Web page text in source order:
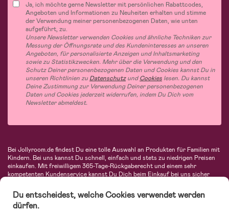
Ja, ich möchte gerne Newsletter mit persönlichen Rabattcodes,
Angeboten und Informationen zu Neuheiten erhalten und stimme
der Verwendung meiner personenbezogenen Daten, wie unten
aufgeführt, zu.
Unsere Newsletter verwenden Cookies und ähnliche Techniken zur
Messung der Öffnungsrate und des Kundeninteresses an unseren
Angeboten, für personalisierte Anzeigen und Inhaltsmarketing
sowie zu Statistikzwecken. Mehr über die Verwendung und den
Schutz Deiner personenbezogenen Daten und Cookies kannst Du in
unseren Richtlinien zu DatenschutzundCookies lesen. Du kannst
Deine Zustimmung zur Verwendung Deiner personenbezogenen
Daten und Cookies jederzeit widerrufen, indem Du Dich vom
Newsletter abmeldest.
Bei Jollyroom.de findest Du eine tolle Auswahl an Produkten für Familien mit
Kindern. Bei uns kannst Du schnell, einfach und stets zu niedrigen Preisen
einkaufen. Mit freiwilligem 365-Tage-Rückgaberecht und einem sehr
kompetenten Kundenservice kannst Du Dich beim Einkauf bei uns sicher
Autositze, Kinder- und Babymode, Produkte für Mütter und eine Menge
fantastischer Einrichtungsgegenstände, Spielsachen, Babyprodukte und
vieles mehr. Wir haben Produkte von bekannten Herstellern wie Britax, Maxi-
Du entscheidest, welche Cookies verwendet werden
dürfen.